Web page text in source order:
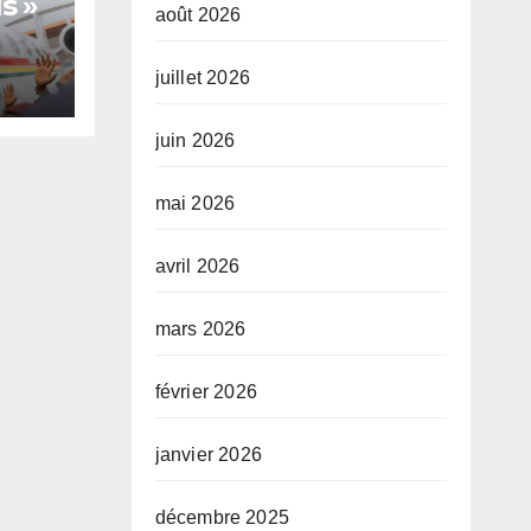
août 2026
juillet 2026
juin 2026
mai 2026
avril 2026
mars 2026
février 2026
janvier 2026
décembre 2025